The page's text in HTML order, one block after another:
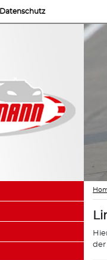
Datenschutz
der